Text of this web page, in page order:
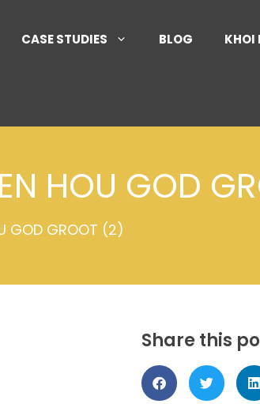
CASE STUDIES BLOG KHOI
HOU GOD
GOD GROOT (2)
Share this